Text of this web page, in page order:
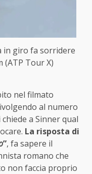
in giro fa sorridere
(ATP Tour X)
nel filmato
al numero
a Sinner qual
La risposta di
”, fa sapere il
romano che
non faccia proprio